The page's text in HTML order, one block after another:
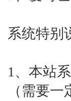
系统特别
1、本站
（需要一